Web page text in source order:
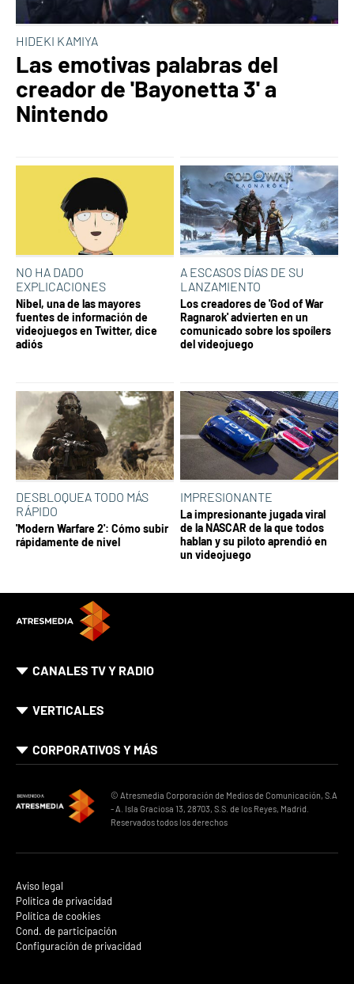
HIDEKI KAMIYA
Las emotivas palabras del
creador de 'Bayonetta 3' a
Nintendo
NO HA DADO
EXPLICACIONES
Nibel, una de las mayores
fuentes de información de
videojuegos en Twitter, dice
adiós
A ESCASOS DÍAS DE SU
LANZAMIENTO
Los creadores de 'God of War
Ragnarok' advierten en un
comunicado sobre los spoílers
del videojuego
DESBLOQUEA TODO MÁS
RÁPIDO
'Modern Warfare 2': Cómo subir
rápidamente de nivel
IMPRESIONANTE
La impresionante jugada viral
de la NASCAR de la que todos
hablan y su piloto aprendió en
un videojuego
CANALES TV Y RADIO
VERTICALES
CORPORATIVOS Y MÁS
© Atresmedia Corporación de Medios de Comunicación, S.A
- A. Isla Graciosa 13, 28703, S.S. de los Reyes, Madrid.
Reservados todos los derechos
Aviso legal
Política de privacidad
Política de cookies
Cond. de participación
Configuración de privacidad